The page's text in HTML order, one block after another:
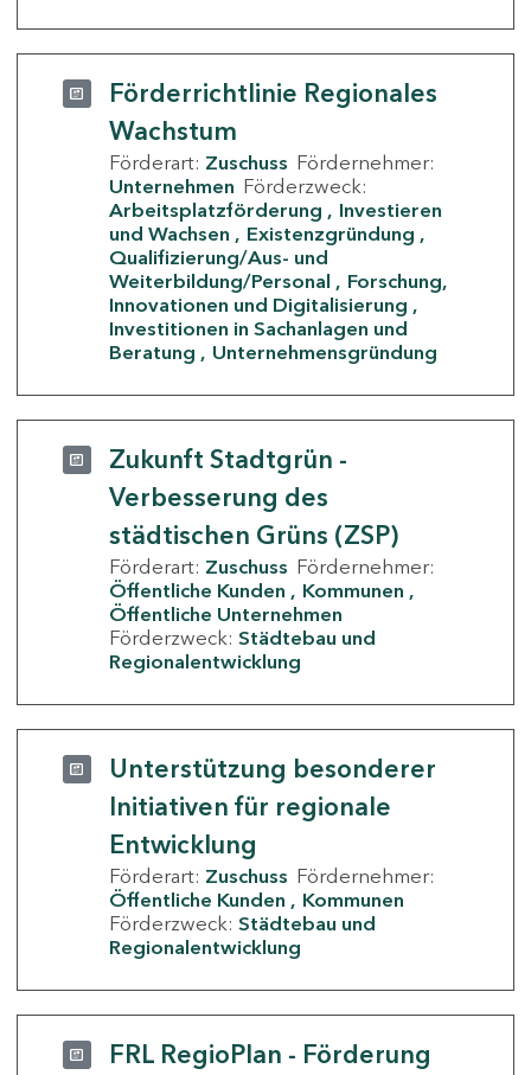
Förderrichtlinie Regionales
Wachstum
Förderart: Zuschuss Fördernehmer:
Unternehmen Förderzweck:
Arbeitsplatzförderung
Investieren
und Wachsen
Existenzgründung
Qualifizierung/Aus- und
Weiterbildung/Personal
Forschung,
Innovationen und Digitalisierung
Investitionen in Sachanlagen und
Beratung
Unternehmensgründung
Zukunft Stadtgrün -
Verbesserung des
städtischen Grüns (ZSP)
Förderart: Zuschuss Fördernehmer:
Öffentliche Kunden
Kommunen
Öffentliche Unternehmen
Förderzweck: Städtebau und
Regionalentwicklung
Unterstützung besonderer
Initiativen für regionale
Entwicklung
Förderart: Zuschuss Fördernehmer:
Öffentliche Kunden
Kommunen
Förderzweck: Städtebau und
Regionalentwicklung
FRL RegioPlan - Förderung